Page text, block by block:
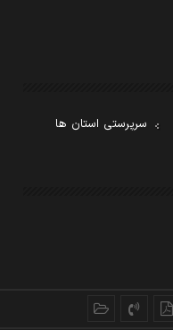
سرپرستی استان ها